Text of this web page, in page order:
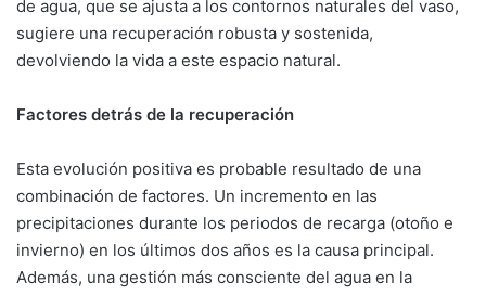
de agua, que se ajusta a los contornos naturales del vaso,
sugiere una recuperación robusta y sostenida,
devolviendo la vida a este espacio natural.
Factores detrás de la recuperación
Esta evolución positiva es probable resultado de una
combinación de factores. Un incremento en las
precipitaciones durante los periodos de recarga (otoño e
invierno) en los últimos dos años es la causa principal.
Además, una gestión más consciente del agua en la